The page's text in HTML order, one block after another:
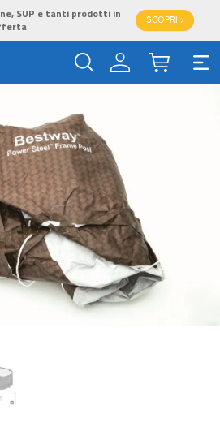
SUP e tanti prodotti in
SCOPRI >